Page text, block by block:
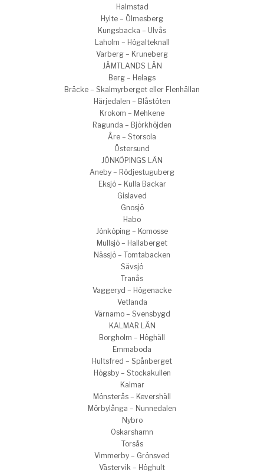
Halmstad
Hylte – Ölmesberg
Kungsbacka – Ulvås
Laholm – Högalteknall
Varberg – Kruneberg
JÄMTLANDS LÄN
Berg – Helags
Bräcke – Skalmyrberget eller Flenhällan
Härjedalen – Blåstöten
Krokom – Mehkene
Ragunda – Björkhöjden
Åre – Storsola
Östersund
JÖNKÖPINGS LÄN
Aneby – Rödjestuguberg
Eksjö – Kulla Backar
Gislaved
Gnosjö
Habo
Jönköping – Komosse
Mullsjö – Hallaberget
Nässjö – Tomtabacken
Sävsjö
Tranås
Vaggeryd – Högenacke
Vetlanda
Värnamo – Svensbygd
KALMAR LÄN
Borgholm – Höghäll
Emmaboda
Hultsfred – Spånberget
Högsby – Stockakullen
Kalmar
Mönsterås – Kevershäll
Mörbylånga – Nunnedalen
Nybro
Oskarshamn
Torsås
Vimmerby – Grönsved
Västervik – Höghult